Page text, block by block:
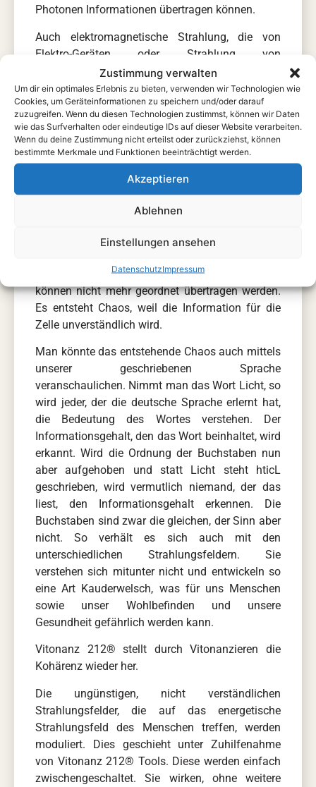
Zustimmung verwalten
Um dir ein optimales Erlebnis zu bieten, verwenden wir Technologien wie
Cookies, um Geräteinformationen zu speichern und/oder darauf
zuzugreifen. Wenn du diesen Technologien zustimmst, können wir Daten
wie das Surfverhalten oder eindeutige IDs auf dieser Website verarbeiten.
Wenn du deine Zustimmung nicht erteilst oder zurückziehst, können
bestimmte Merkmale und Funktionen beeinträchtigt werden.
Akzeptieren
Ablehnen
Einstellungen ansehen
DatenschutzImpressum
Photonen Informationen übertragen können.
Auch elektromagnetische Strahlung, die von
Elektro-Geräten oder Strahlung von
Mobilfunkgeräten, besteht aus Photonen. Der
Körper des Menschen und Elektro-Geräte,
Smartphones, etc. gehen aus diesem Grund in
Resonanz und versuchen Informationen
auszutauschen. Leider ist diese Verständigung
meistens schwierig und wird sehr oft
missverstanden. Beispiel: Die DNS überträgt
durch Lichtstrahlung (Photonen) ihre
Informationen zum Aufbau bestimmter
elektromagnetische Strahlung von Geräten,
Kohärenz gestört. Notwendige Informationen
können nicht mehr geordnet übertragen werden.
Es entsteht Chaos, weil die Information für die
Zelle unverständlich wird.
Man könnte das entstehende Chaos auch mittels
unserer geschriebenen Sprache
veranschaulichen. Nimmt man das Wort Licht, so
wird jeder, der die deutsche Sprache erlernt hat,
die Bedeutung des Wortes verstehen. Der
Informationsgehalt, den das Wort beinhaltet, wird
erkannt. Wird die Ordnung der Buchstaben nun
aber aufgehoben und statt Licht steht hticL
geschrieben, wird vermutlich niemand, der das
liest, den Informationsgehalt erkennen. Die
Buchstaben sind zwar die gleichen, der Sinn aber
nicht. So verhält es sich auch mit den
unterschiedlichen Strahlungsfeldern. Sie
verstehen sich mitunter nicht und entwickeln so
eine Art Kauderwelsch, was für uns Menschen
sowie unser Wohlbefinden und unsere
Gesundheit gefährlich werden kann.
Vitonanz 212® stellt durch Vitonanzieren die
Kohärenz wieder her.
Die ungünstigen, nicht verständlichen
Strahlungsfelder, die auf das energetische
Strahlungsfeld des Menschen treffen, werden
moduliert. Dies geschieht unter Zuhilfenahme
von Vitonanz 212® Tools. Diese werden einfach
zwischengeschaltet. Sie wirken, ohne weitere